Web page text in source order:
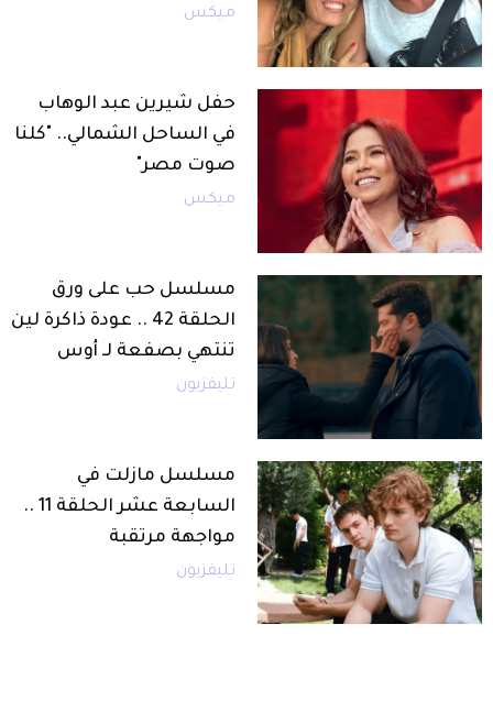
ميكس
حفل شيرين عبد الوهاب
في الساحل الشمالي.. "كلنا
صوت مصر"
ميكس
مسلسل حب على ورق
الحلقة 42 .. عودة ذاكرة لين
تنتهي بصفعة لـ أوس
تليفزيون
مسلسل مازلت في
السابعة عشر الحلقة 11 ..
مواجهة مرتقبة
تليفزيون